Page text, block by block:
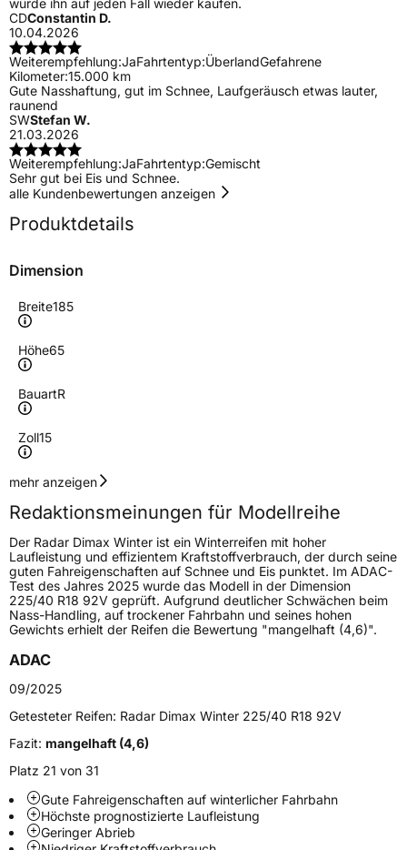
würde ihn auf jeden Fall wieder kaufen.
CDConstantin D.
10.04.2026
Weiterempfehlung:JaFahrtentyp:ÜberlandGefahrene
Kilometer:15.000 km
Gute Nasshaftung, gut im Schnee, Laufgeräusch etwas lauter,
raunend
SWStefan W.
21.03.2026
Weiterempfehlung:JaFahrtentyp:Gemischt
Sehr gut bei Eis und Schnee.
alle Kundenbewertungen anzeigen
Produktdetails
Dimension
Breite185
Höhe65
BauartR
Zoll15
Geschwindigkeitsindex
Lastindex 88
Höchstlast560 kg
Generelle Merkmale
Verwendung
Modellname
FahrzeugartPKW & SUV
Weitere Eigenschaften
Schlauchtyp TL
mehr anzeigen
Redaktionsmeinungen für Modellreihe
Der Radar Dimax Winter ist ein Winterreifen mit hoher
Laufleistung und effizientem Kraftstoffverbrauch, der durch seine
guten Fahreigenschaften auf Schnee und Eis punktet. Im ADAC-
Test des Jahres 2025 wurde das Modell in der Dimension
225/40 R18 92V geprüft. Aufgrund deutlicher Schwächen beim
Nass-Handling, auf trockener Fahrbahn und seines hohen
Gewichts erhielt der Reifen die Bewertung "mangelhaft (4,6)".
ADAC
09/2025
Getesteter Reifen: Radar Dimax Winter 225/40 R18 92V
Fazit: mangelhaft (4,6)
Platz 21 von 31
Gute Fahreigenschaften auf winterlicher Fahrbahn
Höchste prognostizierte Laufleistung
Geringer Abrieb